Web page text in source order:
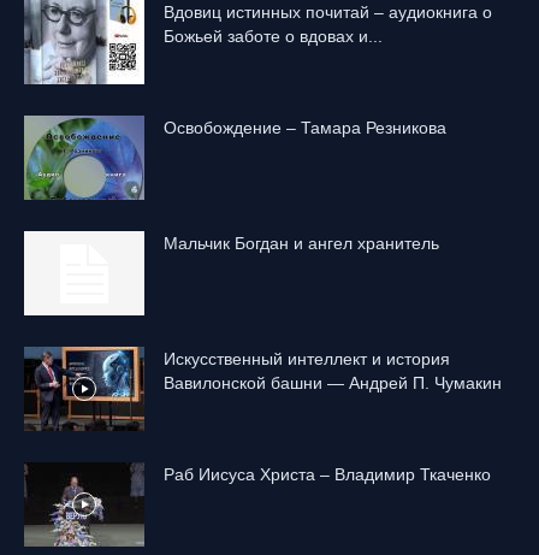
Вдовиц истинных почитай – аудиокнига о
Божьей заботе о вдовах и...
Освобождение – Тамара Резникова
Mальчик Богдан и ангел хранитель
Искусственный интеллект и история
Вавилонской башни — Андрей П. Чумакин
Раб Иисуса Христа – Владимир Ткаченко